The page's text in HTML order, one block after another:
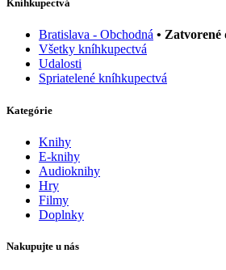
Kníhkupectvá
Bratislava - Obchodná • Zatvorené
Všetky kníhkupectvá
Udalosti
Spriatelené kníhkupectvá
Kategórie
Knihy
E-knihy
Audioknihy
Hry
Filmy
Doplnky
Nakupujte u nás